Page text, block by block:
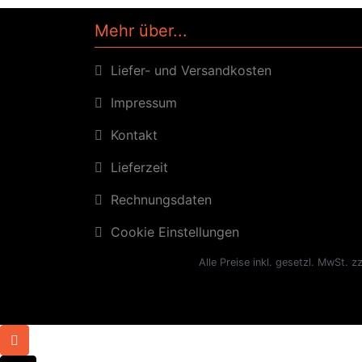
Mehr über...
Liefer- und Versandkosten
Impressum
Kontakt
Lieferzeit
Rechnungsdaten
Cookie Einstellungen
Alle Preise inkl. gesetzl. MwSt.